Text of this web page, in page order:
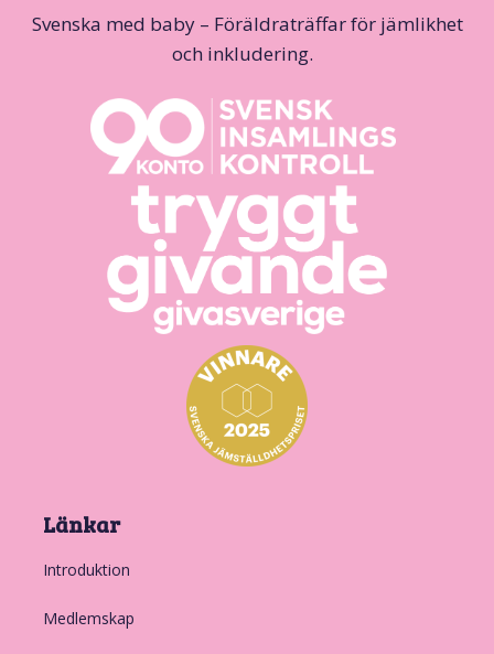
Svenska med baby – Föräldraträffar för jämlikhet
och inkludering.
Länkar
Introduktion
Medlemskap